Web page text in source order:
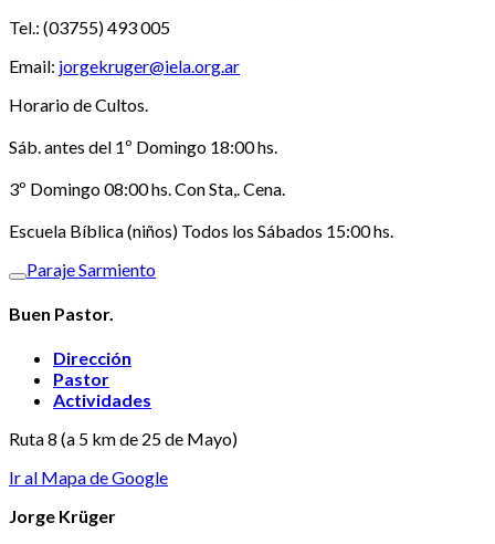
Tel.: (03755) 493 005
Email: jorgekruger@iela.org.ar
Horario de Cultos.
Sáb. antes del 1º Domingo 18:00 hs.
3º Domingo 08:00 hs. Con Sta,. Cena.
Escuela Bíblica (niños) Todos los Sábados 15:00 hs.
Paraje Sarmiento
Buen Pastor.
Dirección
Pastor
Actividades
Ruta 8 (a 5 km de 25 de Mayo)
Ir al Mapa de Google
Jorge Krüger